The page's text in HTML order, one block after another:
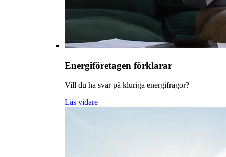
Energiföretagen förklarar
Vill du ha svar på kluriga energifrågor?
Läs vidare